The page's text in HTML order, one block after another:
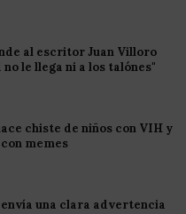
al escritor Juan Villoro
le llega ni a los talónes"
chiste de niños con VIH y
memes
envía una clara advertencia